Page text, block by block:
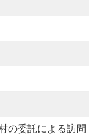
の委託による訪問